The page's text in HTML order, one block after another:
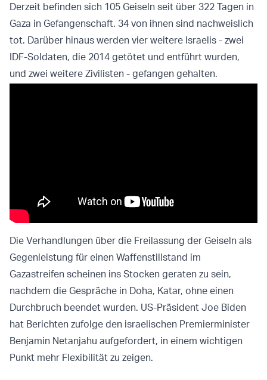
Derzeit befinden sich 105 Geiseln seit über 322 Tagen in
Gaza in Gefangenschaft. 34 von ihnen sind nachweislich
tot. Darüber hinaus werden vier weitere Israelis - zwei
IDF-Soldaten, die 2014 getötet und entführt wurden,
und zwei weitere Zivilisten - gefangen gehalten.
Die Verhandlungen über die Freilassung der Geiseln als
Gegenleistung für einen Waffenstillstand im
Gazastreifen scheinen ins Stocken geraten zu sein,
nachdem die Gespräche in Doha, Katar, ohne einen
Durchbruch beendet wurden. US-Präsident Joe Biden
hat Berichten zufolge den israelischen Premierminister
Benjamin Netanjahu aufgefordert, in einem wichtigen
Punkt mehr Flexibilität zu zeigen.